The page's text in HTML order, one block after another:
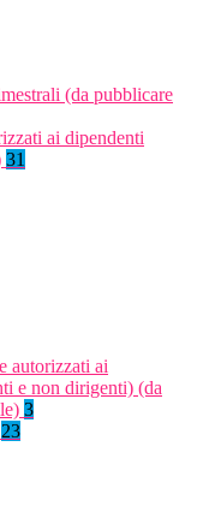
(da pubblicare
ai dipendenti
31
autorizzati ai
e non dirigenti) (da
3
23